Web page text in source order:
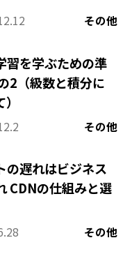
その他
習を学ぶための準
2（級数と積分に
その他
の遅れはビジネス
CDNの仕組みと選
その他